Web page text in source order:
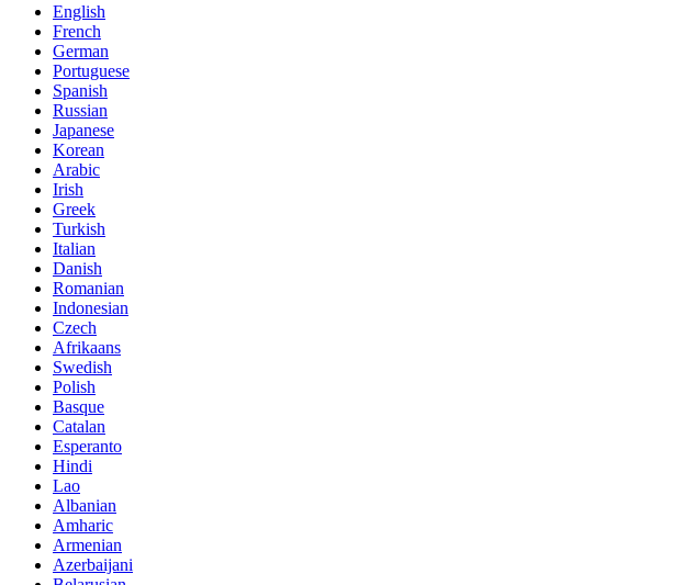
English
French
German
Portuguese
Spanish
Russian
Japanese
Korean
Arabic
Irish
Greek
Turkish
Italian
Danish
Romanian
Indonesian
Czech
Afrikaans
Swedish
Polish
Basque
Catalan
Esperanto
Hindi
Lao
Albanian
Amharic
Armenian
Azerbaijani